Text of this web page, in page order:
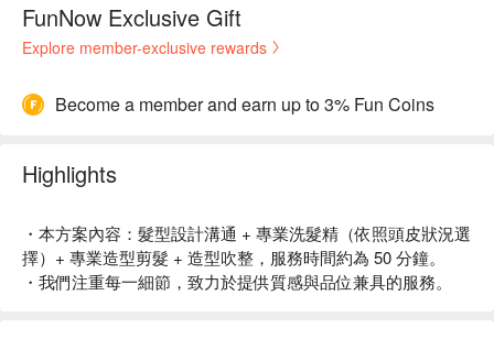
FunNow Exclusive Gift
Explore member-exclusive rewards
Become a member and earn up to 3% Fun Coins
Highlights
・本方案內容：髮型設計溝通 + 專業洗髮精（依照頭皮狀況選
擇）+ 專業造型剪髮 + 造型吹整，服務時間約為 50 分鐘。
・我們注重每一細節，致力於提供質感與品位兼具的服務。